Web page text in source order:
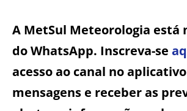
A MetSul Meteorologia está
do WhatsApp. Inscreva-se
acesso ao canal no
mensagens e receber as